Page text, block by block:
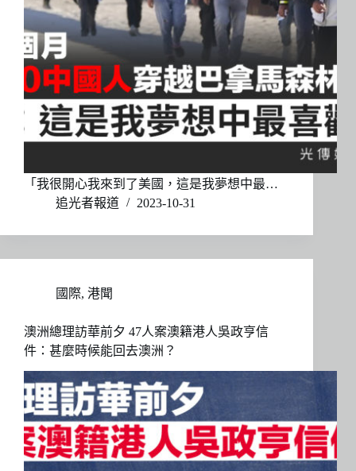
「我很開心我來到了美國，這是我夢想中最…
追光者報道
2023-10-31
國際, 港聞
澳洲總理訪華前夕 47人案澳籍港人吳政亨信
件：甚麼時候能回去澳洲？